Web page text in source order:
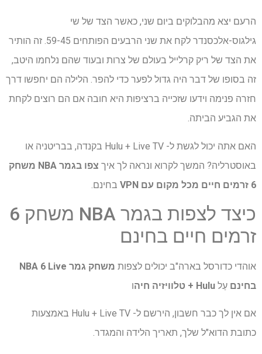
הרעם יצא מהבלוקים ביום שני, כאשר הצד של שי
גילגוס-אלכסנדר לקח את שני הרבעים הפותחים 59-45. זה הותיר
את הצד של ריק קרלייל בעולם של צרות ובעוד שהם נלחמו היטב,
זה בסופו של דבר היה גדול לפער כדי להפר. הלילה הם יחפשו דרך
חזרה פנימה וידעו שזכייה ברציפות היא חובה אם הם רוצים לקחת
את הגביע הביתה.
האם אתה יכול לגשת ל- Hulu + Live TV בקנדה, בבריטניה או
באוסטרליה? המשך לקרוא ונראה לך איך
צפו בגמר NBA משחק
6 זרמים חיים
מכל מקום עם VPN בחינם.
כיצד לצפות בגמר NBA משחק 6
זרמים חיים בחינם
אוהדי כדורסל בארה"ב יכולים לצפות משחק גמר NBA 6 Live
בחינם עַל Hulu + טלוויזיה חיה ו
אם אין לך כבר חשבון, הירשם ל- Hulu + Live TV באמצעות
כתובת הדוא"ל שלך, תאריך הלידה והמגדר.